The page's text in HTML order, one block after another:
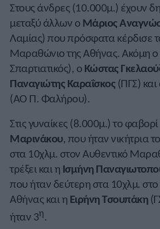
Στους άνδρες (10.000μ.) έχουν
μεταξύ άλλων ο Μάριος
Λαμίας) που πρόσφατα κέρδισε
Μαραθώνιο της Αθήνας. Ακόμη ο
Σπαρτιατικός), ο Κώστας
Παναγιώτης Καραΐσκος(ΠΓΣ) και
(ΑΟ Π. Φαλήρου).
Στις γυναίκες (8.000μ.) το φαβορί
Μαρινάκου, που ήταν νικήτρια
στα 10χλμ. στον Αυθεντικό
τρέξει και η Ισμήνη
που ήταν δεύτερη στα 10χλμ.
Αθήνας και η Ειρήνη Τσουπάκη
ήταν 3η.